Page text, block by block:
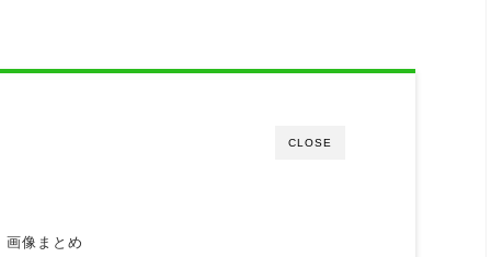
CLOSE
画像まとめ